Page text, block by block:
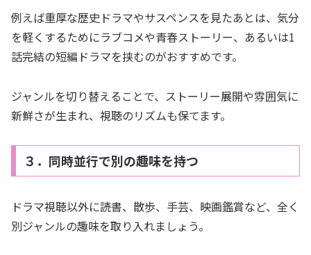
例えば重厚な歴史ドラマやサスペンスを見たあとは、気分
を軽くするためにラブコメや青春ストーリー、あるいは1
話完結の短編ドラマを挟むのがおすすめです。
ジャンルを切り替えることで、ストーリー展開や雰囲気に
新鮮さが生まれ、視聴のリズムも保てます。
３．同時並行で別の趣味を持つ
ドラマ視聴以外に読書、散歩、手芸、映画鑑賞など、全く
別ジャンルの趣味を取り入れましょう。